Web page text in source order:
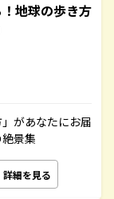
地球の歩き方
があなたにお届
景集
詳細を見る